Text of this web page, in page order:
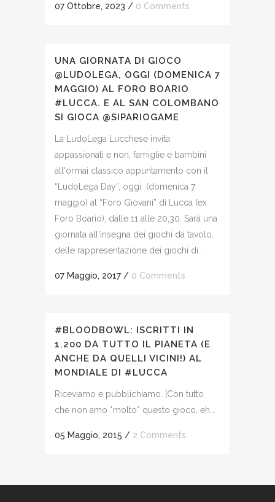
07 Ottobre, 2023 / 0 Comments
UNA GIORNATA DI GIOCO
@LUDOLEGA, OGGI (DOMENICA 7
MAGGIO) AL FORO BOARIO
#LUCCA. E AL SAN COLOMBANO
SI GIOCA @SIPARIOGAME
La LudoLega Lucchese invita
appassionati e non, famiglie e bambini
all'ormai classico appuntamento con il
“LudoLega Day”, oggi (domenica 7
maggio) al “Foro Giovani” di Lucca (ex
Foro Boario), dalle 11 alle 20,30. Sarà una
giornata all'insegna dei giochi da tavolo,
delle rappresentazione dei giochi di...
07 Maggio, 2017 / 0 Comments
#BLOODBOWL: ISCRITTI IN
1.200 DA TUTTO IL PIANETA (E
ANCHE DA QUELLI VICINI!) AL
MONDIALE DI #LUCCA
Riceviamo e pubblichiamo. [Con tutto
che non amo *molto* questo gioco, eh...
05 Maggio, 2015 / 2 Comments